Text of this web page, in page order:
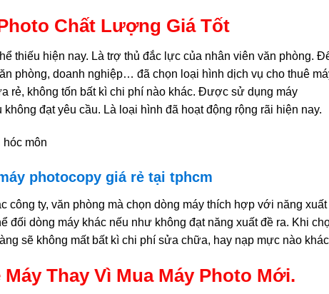
Chất Lượng Giá Tốt
thiếu hiện nay. Là trợ thủ đắc lực của nhân viên văn phòng.
phòng, doanh nghiệp… đã chọn loại hình dịch vụ cho thuê
rẻ, không tốn bất kì chi phí nào khác. Được sử dụng máy
đạt yêu cầu. Là loại hình đã hoạt động rộng rãi hiện nay.
photocopy giá rẻ tại tphcm
công ty, văn phòng mà chọn dòng máy thích hợp với năng xuất
đối dòng máy khác nếu như không đạt năng xuất đề ra. Khi
sẽ không mất bất kì chi phí sửa chữa, hay nạp mực nào
Thay Vì Mua Máy Photo Mới.